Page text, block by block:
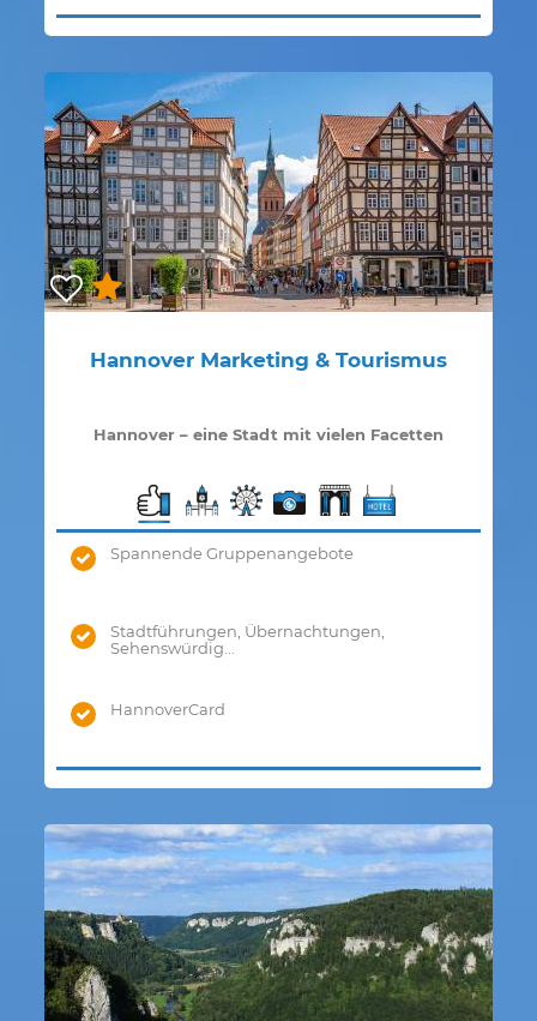
Hannover Marketing & Tourismus
Hannover – eine Stadt mit vielen Facetten
Spannende Gruppenangebote
Stadtführungen, Übernachtungen,
Sehenswürdig...
HannoverCard